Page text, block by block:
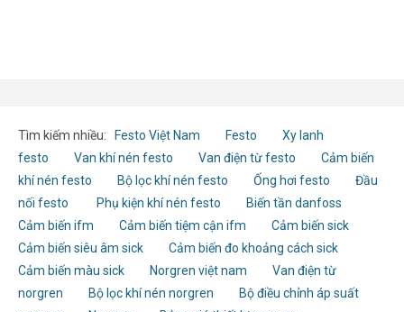
Tìm kiếm nhiều: Festo Việt Nam Festo
Xy lanh
festo
Van khí nén festo Van điện từ festo
Cảm biến
khí nén festo
Bộ lọc khí nén festo Ống hơi festo
Đầu
nối festo
Phụ kiện khí nén festo
Biến tần danfoss
Cảm biến ifm
Cảm biến tiệm cận ifm
Cảm biến sick
Cảm biến siêu âm sick
Cảm biến đo khoảng cách sick
Cảm biến màu sick
Norgren việt nam
Van điện từ
norgren
Bộ lọc khí nén norgren
Bộ điều chỉnh áp suất